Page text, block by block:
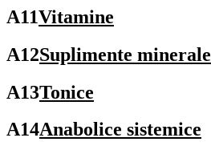
A11Vitamine
A12Suplimente minerale
A13Tonice
A14Anabolice sistemice